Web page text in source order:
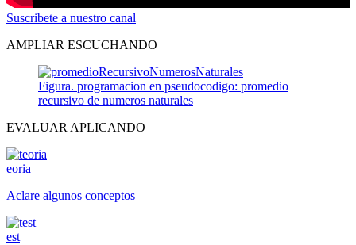
Suscribete a nuestro canal
AMPLIAR ESCUCHANDO
Figura. programacion en pseudocodigo: promedio
recursivo de numeros naturales
EVALUAR APLICANDO
eoria
Aclare algunos conceptos
est